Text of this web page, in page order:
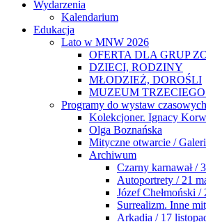
Wydarzenia
Kalendarium
Edukacja
Lato w MNW 2026
OFERTA DLA GRUP
DZIECI, RODZINY
MŁODZIEŻ, DOROŚLI
MUZEUM
Programy do wystaw czasowych
Kolekcjoner. Ignacy
Olga Boznańska
Mityczne otwarcie /
Archiwum
Czarny karnawał /
Autoportrety / 21
Józef Chełmoński
Surrealizm. Inne
Arkadia / 17